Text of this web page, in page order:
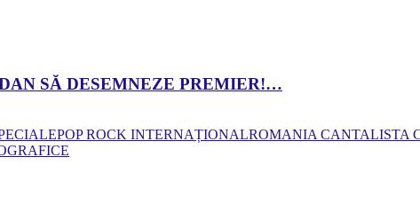
SĂ DESEMNEZE PREMIER!…
POP ROCK INTERNAȚIONALROMANIA CANTALISTA